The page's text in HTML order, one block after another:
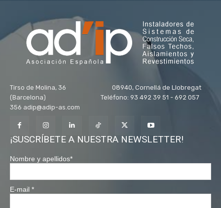
Tirso de Molina, 36 08940, Cornellá de Llobregat
(Barcelona) Teléfono: 93 492 39 51 - 692 057
356 adip@adip-as.com
¡SUSCRÍBETE A NUESTRA NEWSLETTER!
Nombre y apellidos*
E-mail *